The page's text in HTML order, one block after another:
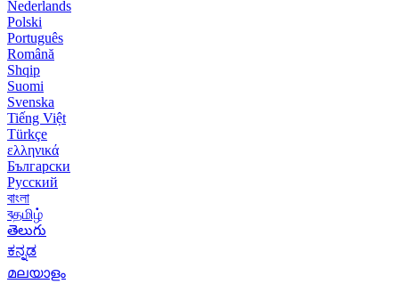
Nederlands
Polski
Português
Română
Shqip
Suomi
Svenska
Tiếng Việt
Türkçe
ελληνικά
Български
Русский
বাংলা
বதமிழ்
తెలుగు
ಕನ್ನಡ
മലയാളം